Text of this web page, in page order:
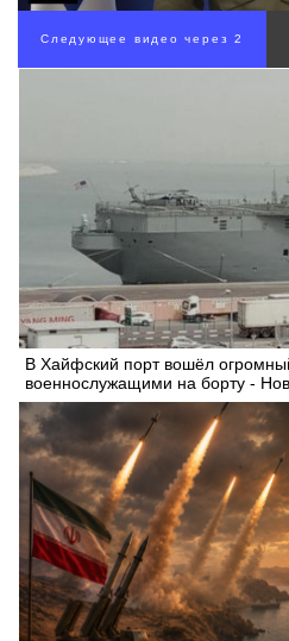
В Хайфский порт вошёл
военнослужащими на борту -